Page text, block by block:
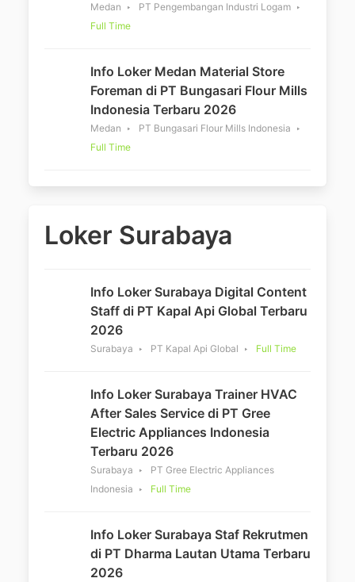
Medan
PT Pengembangan Industri Logam
Full Time
Info Loker Medan Material Store
Foreman di PT Bungasari Flour Mills
Indonesia Terbaru 2026
Medan
PT Bungasari Flour Mills Indonesia
Full Time
Loker Surabaya
Info Loker Surabaya Digital Content
Staff di PT Kapal Api Global Terbaru
2026
Surabaya PT Kapal Api Global Full Time
Info Loker Surabaya Trainer HVAC
After Sales Service di PT Gree
Electric Appliances Indonesia
Terbaru 2026
Surabaya
PT Gree Electric Appliances
Indonesia
Full Time
Info Loker Surabaya Staf Rekrutmen
di PT Dharma Lautan Utama Terbaru
2026